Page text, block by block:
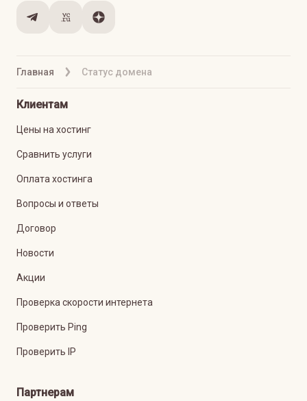
Главная Статус домена
Клиентам
Цены на хостинг
Сравнить услуги
Оплата хостинга
Вопросы и ответы
Договор
Новости
Акции
Проверка скорости интернета
Проверить Ping
Проверить IP
Партнерам